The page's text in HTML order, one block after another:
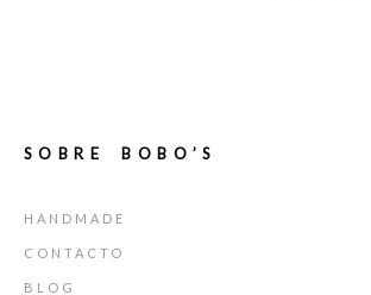
SOBRE BOBO’S
HANDMADE
CONTACTO
BLOG